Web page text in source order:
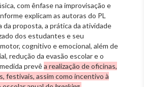
com ênfase na improvisação e
explicam as autoras do PL
proposta, a prática da atividade
dos estudantes e seu
cognitivo e emocional, além de
redução da evasão escolar e o
prevêa realização de oficinas,
festivais, assim como incentivo à